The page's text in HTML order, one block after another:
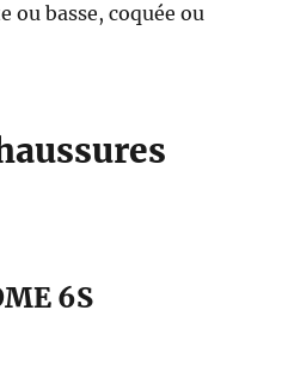
ou basse, coquée ou
6S